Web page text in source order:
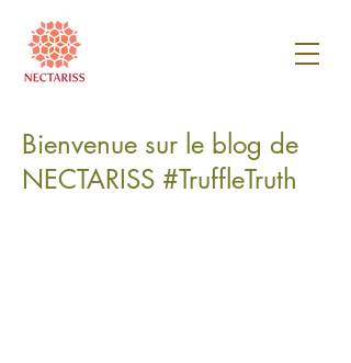
Bienvenue sur le blog de
NECTARISS #TruffleTruth